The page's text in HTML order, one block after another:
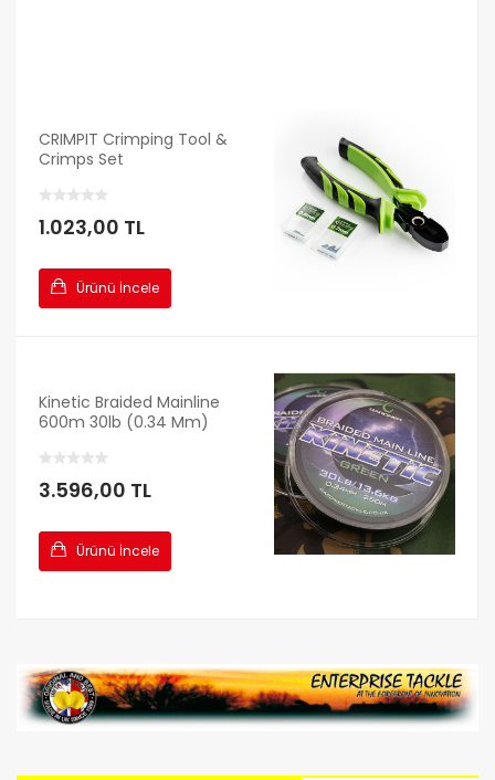
CRIMPIT Crimping Tool &
Crimps Set
1.023,00 TL
Ürünü İncele
Kinetic Braided Mainline
600m 30lb (0.34 Mm)
3.596,00 TL
Ürünü İncele